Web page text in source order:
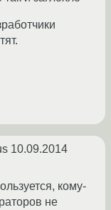
10.09.2014
кому-
не